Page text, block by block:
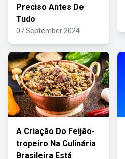
Preciso Antes De
Tudo
07 September 2024
A Criação Do Feijão-
tropeiro Na Culinária
Brasileira Está